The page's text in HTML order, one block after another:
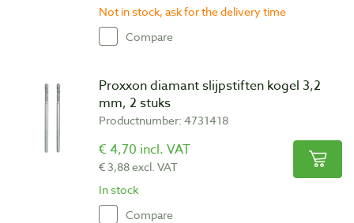
Not in stock, ask for the delivery time
Compare
Proxxon diamant slijpstiften kogel 3,2
mm, 2 stuks
Productnumber: 4731418
€ 4,70 incl. VAT
€ 3,88 excl. VAT
In stock
Compare